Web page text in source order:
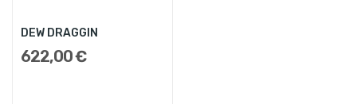
DEW DRAGGIN
622,00 €